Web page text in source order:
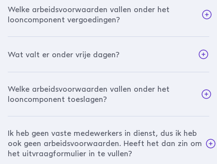
Welke arbeidsvoorwaarden vallen onder het
looncomponent vergoedingen?
Wat valt er onder vrije dagen?
Welke arbeidsvoorwaarden vallen onder het
looncomponent toeslagen?
Ik heb geen vaste medewerkers in dienst, dus ik heb
ook geen arbeidsvoorwaarden. Heeft het dan zin om
het uitvraagformulier in te vullen?